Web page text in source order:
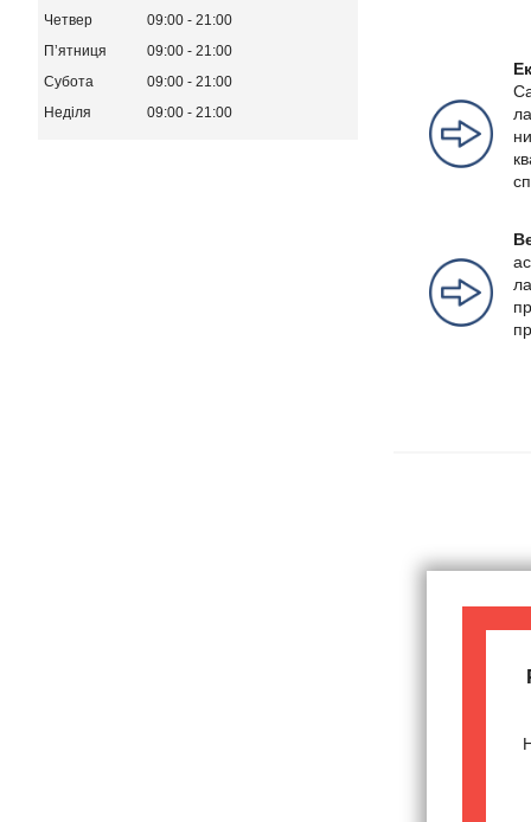
Четвер
09:00
21:00
Пʼятниця
09:00
21:00
Субота
09:00
21:00
Неділя
09:00 21:00